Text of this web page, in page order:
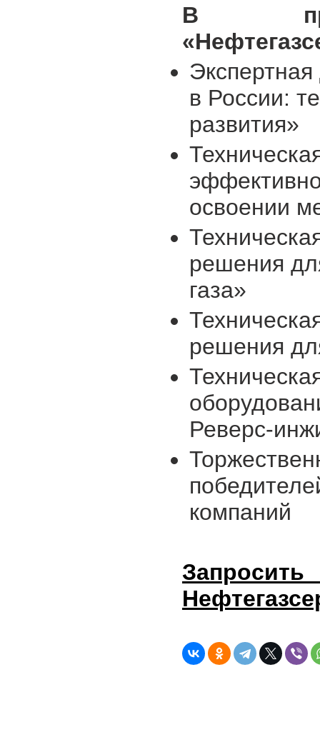
В
в России:
развития»
освоении
решения
газа»
решения
Реверс-
компаний